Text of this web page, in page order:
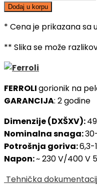
na
pelet
P12
30-
količina
Dodaj u korpu
* Cena je prikazana
** Slika se može
FERROLIgorionik na
GARANCIJA: 2 godine
Dimenzije (DXŠXV):
Nominalna snaga:
Potrošnja goriva:6,3-
Napon:~ 230 V/400 V
Tehnička